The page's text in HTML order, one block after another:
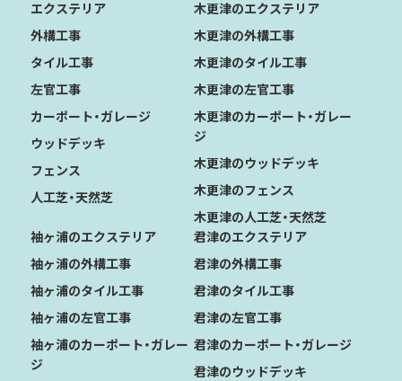
エクステリア
外構工事
タイル工事
左官工事
カーポート・ガレージ
ウッドデッキ
フェンス
人工芝・天然芝
木更津のエクステリア
木更津の外構工事
木更津のタイル工事
木更津の左官工事
木更津のカーポート・ガレー
ジ
木更津のウッドデッキ
木更津のフェンス
木更津の人工芝・天然芝
袖ヶ浦のエクステリア
袖ヶ浦の外構工事
袖ヶ浦のタイル工事
袖ヶ浦の左官工事
袖ヶ浦のカーポート・ガレー
ジ
君津のエクステリア
君津の外構工事
君津のタイル工事
君津の左官工事
君津のカーポート・ガレージ
君津のウッドデッキ